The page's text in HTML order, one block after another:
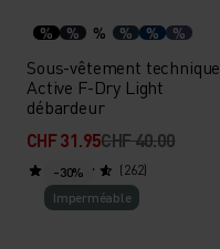
% % % % % %
Sous-vêtement technique
Active F-Dry Light
débardeur
CHF 31.95CHF 40.00
(262)
-30%
Imperméable